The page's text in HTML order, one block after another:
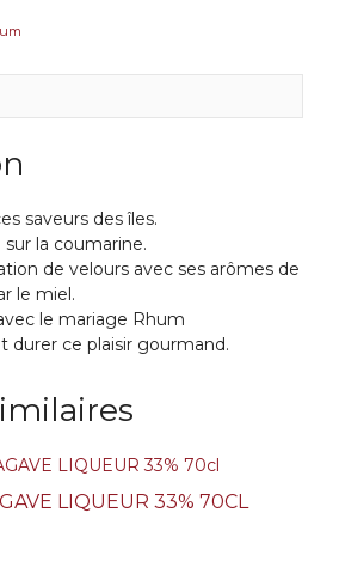
saveurs des îles.
la coumarine.
de velours avec ses arômes de
le miel.
le mariage Rhum
durer ce plaisir gourmand.
LIQUEUR 33% 70CL